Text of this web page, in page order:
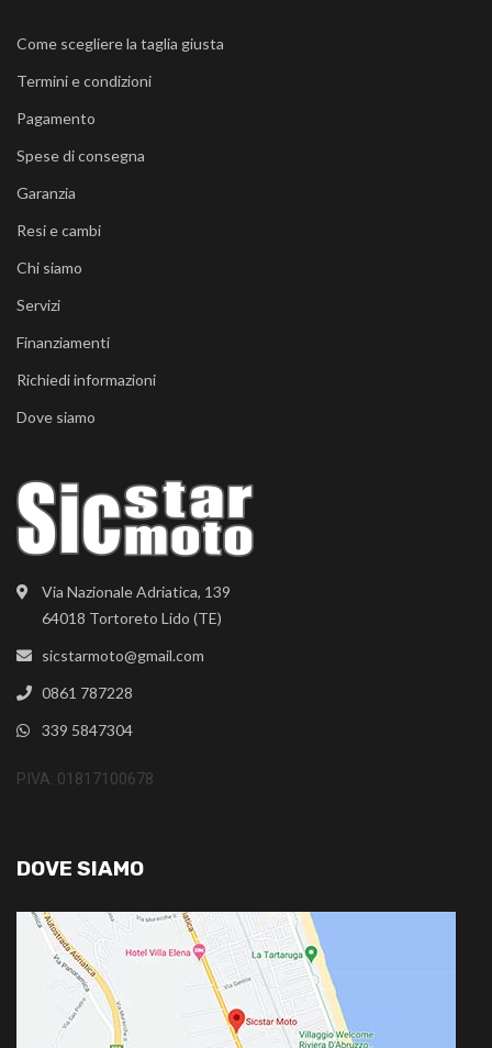
Via Nazionale Adriatica, 139
64018 Tortoreto Lido (TE)
sicstarmoto@gmail.com
0861 787228
339 5847304
P.IVA: 01817100678
Come scegliere la taglia giusta
Termini e condizioni
Pagamento
Spese di consegna
Garanzia
Resi e cambi
Chi siamo
Servizi
Finanziamenti
Richiedi informazioni
Dove siamo
DOVE SIAMO